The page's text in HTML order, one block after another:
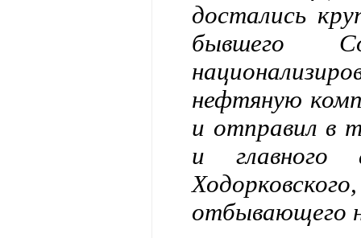
достались
бывшего
нефтяную
и отправил в
и главного
отбывающего